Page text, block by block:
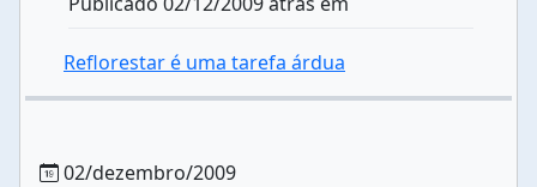
Reflorestar é uma tarefa árdua
02/dezembro/2009